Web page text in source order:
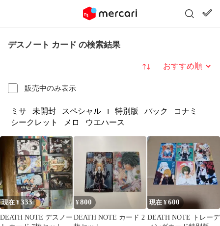
デスノート カード の検索結果
販売中のみ表示
並び替え
ミサ 未開封 スペシャル l 特別版 パック
コナミ
シークレット
メロ ウエハース
現在 ¥333
DEATH NOTE デスノー
¥800
DEATH NOTE カード 2
現在 ¥600
DEATH NOTE トレーデ